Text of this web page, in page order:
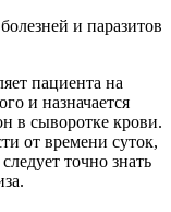
и паразитов
пациента на
и назначается
в сыворотке крови.
от времени суток,
точно знать